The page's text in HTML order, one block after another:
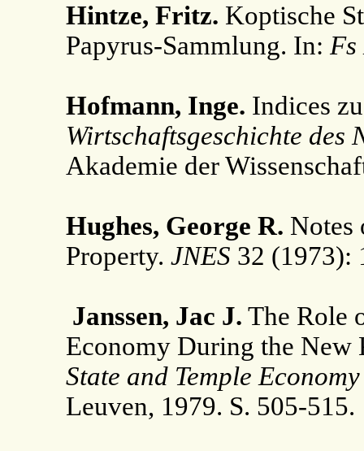
Hintze, Fritz. Koptische
Papyrus-Sammlung. In:
Hofmann, Inge. Indices
Wirtschaftsgeschichte des
Akademie der
Hughes, George R. Notes
Property. JNES 32 (1973):
Janssen, Jac J. The Role
Economy During the
State and Temple
Leuven, 1979. S. 505-515.